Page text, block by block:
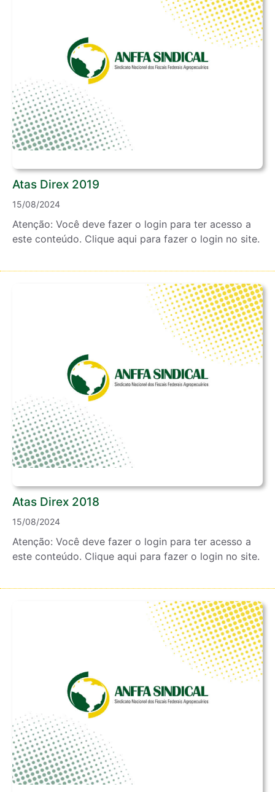
Atas Direx 2019
15/08/2024
Atenção: Você deve fazer o login para ter acesso a
este conteúdo. Clique aqui para fazer o login no site.
Atas Direx 2018
15/08/2024
Atenção: Você deve fazer o login para ter acesso a
este conteúdo. Clique aqui para fazer o login no site.